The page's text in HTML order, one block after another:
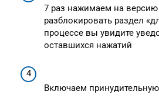
7 раз нажимаем на версию
разблокировать раздел
процессе вы увидите
оставшихся нажатий
Включаем принудительную